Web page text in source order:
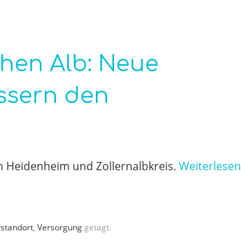
Alb: Neue
den
Heidenheim und Zollernalbkreis. Weiterlesen
, Versorgung getagt.